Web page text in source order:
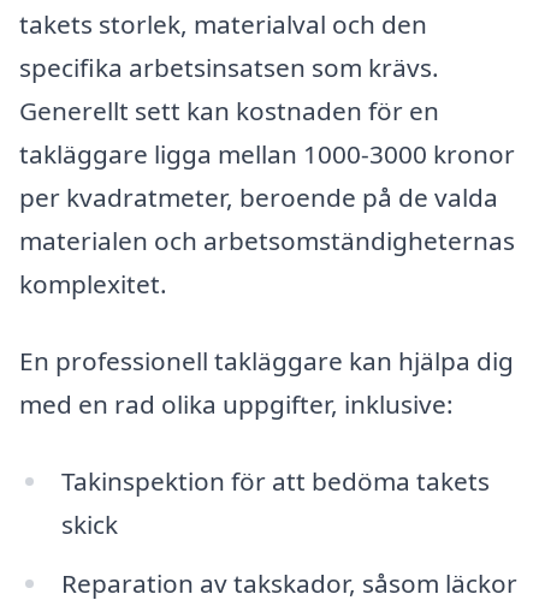
takets storlek, materialval och den
specifika arbetsinsatsen som krävs.
Generellt sett kan kostnaden för en
takläggare ligga mellan 1000-3000 kronor
per kvadratmeter, beroende på de valda
materialen och arbetsomständigheternas
komplexitet.
En professionell takläggare kan hjälpa dig
med en rad olika uppgifter, inklusive:
Takinspektion för att bedöma takets
skick
Reparation av takskador, såsom läckor